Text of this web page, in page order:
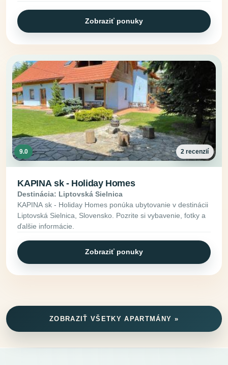
Zobraziť ponuky
9.0 2 recenzií
KAPINA sk - Holiday Homes
Destinácia: Liptovská Sielnica
KAPINA sk - Holiday Homes ponúka ubytovanie v destinácii
Liptovská Sielnica, Slovensko. Pozrite si vybavenie, fotky a
ďalšie informácie.
Zobraziť ponuky
ZOBRAZIŤ VŠETKY APARTMÁNY »